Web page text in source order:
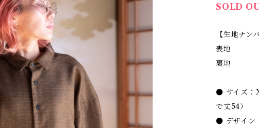
SOLD
【生地ナン
表地
裏地
● サイズ：
で丈54）
● デザイン